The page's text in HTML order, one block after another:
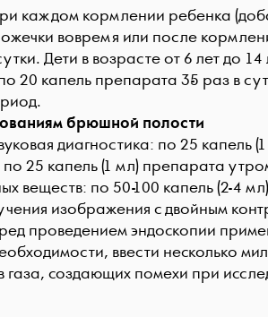
каждом кормлении ребенка
вовремя или после
Дети в возрасте от 6 лет до 14
20 капель препарата 3-5 раз в
брюшной полости
диагностика: по 25 капель
25 капель (1 мл) препарата
веществ: по 50-100 капель (2-4
изображения с двойным
проведением эндоскопии
ввести несколько
газа, создающих помехи при